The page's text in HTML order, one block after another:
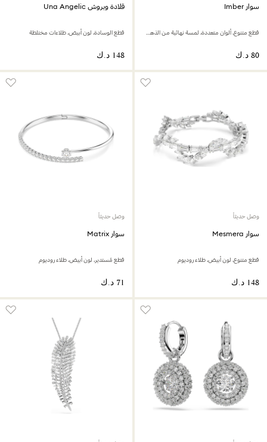
سوار Imber
قطع متنوع، ألوان متعددة، لمسة نهائية من الذهب عيار 18 قيراط
قلادة وبروش Una Angelic
قطع الوسادة، لون أبيض، طلاءات مختلطة
وصل حديثاً
سوار Mesmera
قطع متنوع، لون أبيض، طلاء روديوم
وصل حديثاً
سوار Matrix
قطع مُستدير، لون أبيض، طلاء روديوم